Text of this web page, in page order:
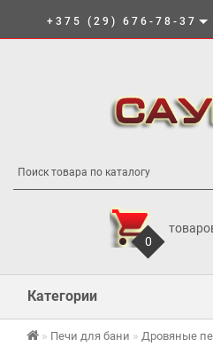
+375 (29) 676-78-37
0
Категории
Печи для бани Дровяные